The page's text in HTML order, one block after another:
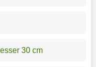
30 cm